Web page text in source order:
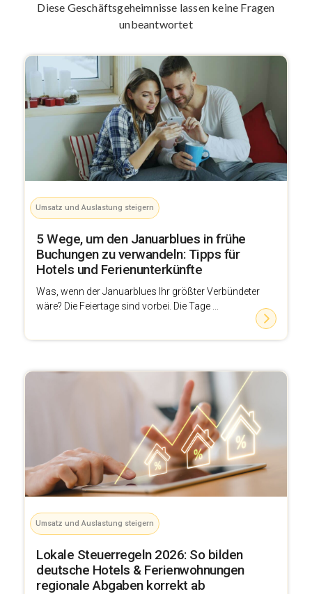
Diese Geschäftsgeheimnisse lassen keine Fragen
unbeantwortet
Umsatz und Auslastung steigern
5 Wege, um den Januarblues in frühe
Buchungen zu verwandeln: Tipps für
Hotels und Ferienunterkünfte
Was, wenn der Januarblues Ihr größter Verbündeter
wäre? Die Feiertage sind vorbei. Die Tage ...
Umsatz und Auslastung steigern
Lokale Steuerregeln 2026: So bilden
deutsche Hotels & Ferienwohnungen
regionale Abgaben korrekt ab